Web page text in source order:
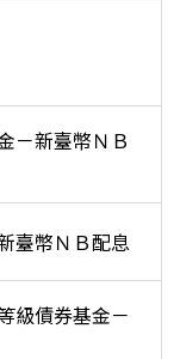
－新臺幣ＮＢ
臺幣ＮＢ配息
級債券基金－